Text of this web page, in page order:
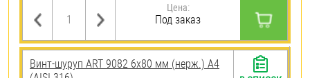
Цена:
Под заказ
Винт-шуруп ART 9082 6х80 мм (нерж.) A4